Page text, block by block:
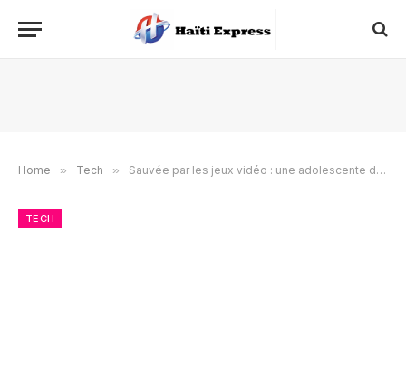
Home » Tech » Sauvée par les jeux vidéo : une adolescente disparue retrouvée à 2000 km de chez elle grâce à World of Warcraft
TECH